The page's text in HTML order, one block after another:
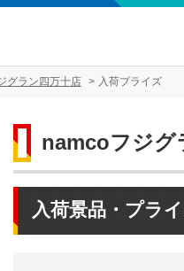
グラン四万十店 入荷プライズ
namcoフジグ
入荷景品・プラ